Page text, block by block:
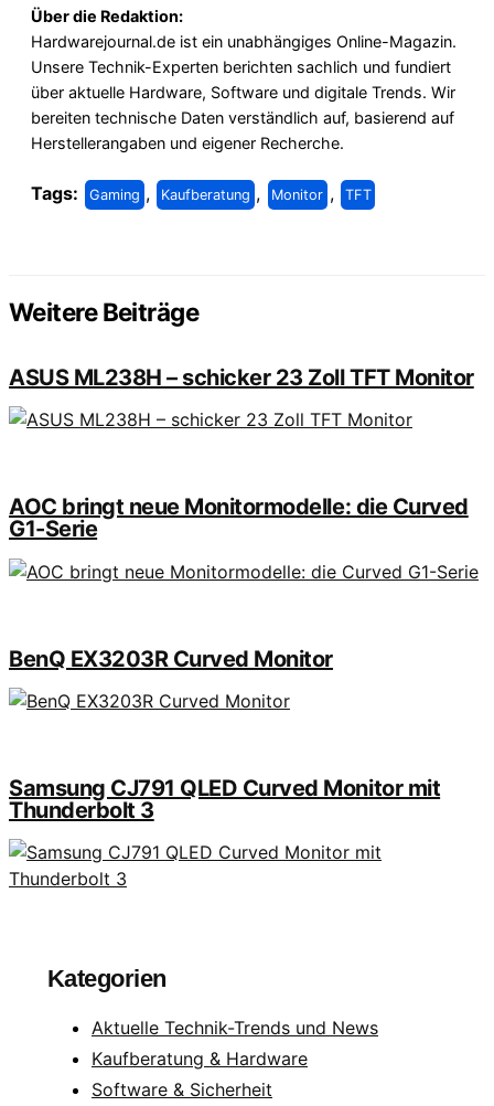
Über die Redaktion:
Hardwarejournal.de ist ein unabhängiges Online-Magazin.
Unsere Technik-Experten berichten sachlich und fundiert
über aktuelle Hardware, Software und digitale Trends. Wir
bereiten technische Daten verständlich auf, basierend auf
Herstellerangaben und eigener Recherche.
Tags: Gaming , Kaufberatung , Monitor , TFT
Weitere Beiträge
ASUS ML238H – schicker 23 Zoll TFT Monitor
AOC bringt neue Monitormodelle: die Curved
G1-Serie
BenQ EX3203R Curved Monitor
Samsung CJ791 QLED Curved Monitor mit
Thunderbolt 3
Kategorien
Aktuelle Technik-Trends und News
Kaufberatung & Hardware
Software & Sicherheit